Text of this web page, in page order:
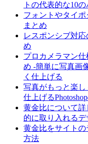
トの代表的な10
フォントやタイ
まとめ
レスポンシブ対応
め
プロカメラマン仕
め -簡単に写真画
く仕上げる
写真がもっと楽
仕上げる
黄金比について
的に取り入れる
黄金比をサイト
方法